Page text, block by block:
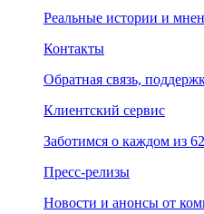
Реальные истории и
Контакты
Обратная связь,
Клиентский сервис
Заботимся о каждом из
Пресс-релизы
Новости и анонсы от